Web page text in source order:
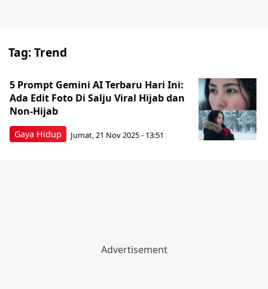
Tag:Trend
Gaya Hidup
5 Prompt Gemini AI Terbaru Hari Ini:
Ada Edit Foto Di Salju Viral Hijab dan
Non-Hijab
Jumat, 21 Nov 2025 - 13:51